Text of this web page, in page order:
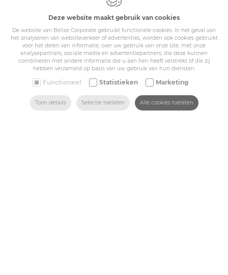
Algemene voorwaarden
Belize Corporate
BE 0432.044.235
Sitemap
Corporate
Deze website maakt gebruik van cookies
De website van Belize Corporate gebruikt functionele cookies. In het geval van
het analyseren van websiteverkeer of advertenties, worden ook cookies gebruikt
voor het delen van informatie, over uw gebruik van onze site, met onze
analysepartners, sociale media en advertentiepartners, die deze kunnen
combineren met andere informatie die u aan hen heeft verstrekt of die zij
hebben verzameld op basis van uw gebruik van hun diensten.
Functioneel Statistieken Marketing
Toon details Selectie toelaten Alle cookies toelaten
ZOEKEN HOME MAIL ONS VIND ONS BEL ONS